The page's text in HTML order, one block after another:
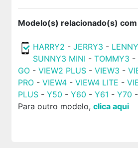
Modelo(s) relacionado(s)
HARRY2 - JERRY3 -
SUNNY3 MINI - TOMMY3 -
GO- VIEW2 PLUS- VIEW3 -
PRO- VIEW4- VIEW4 LITE -
PLUS- Y50 - Y60 - Y61 - Y70 -
Para outro modelo, clica aqui